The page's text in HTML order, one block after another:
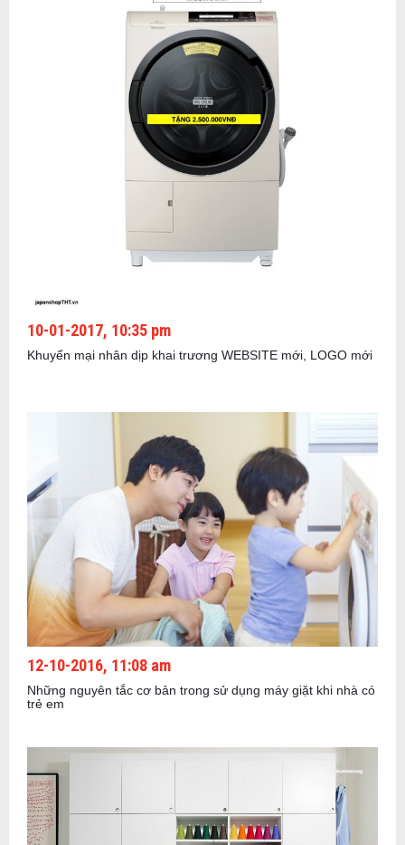
10-01-2017, 10:35 pm
Khuyến mại nhân dịp khai trương WEBSITE mới, LOGO mới
12-10-2016, 11:08 am
Những nguyên tắc cơ bản trong sử dụng máy giặt khi nhà có
trẻ em